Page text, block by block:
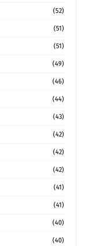
(52)
(51)
(51)
(49)
(46)
(44)
(43)
(42)
(42)
(42)
(41)
(41)
(40)
(40)